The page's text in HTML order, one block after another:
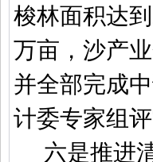
梭林面积达到
万亩，沙产
并全部完成
计委专家组评
六是推进